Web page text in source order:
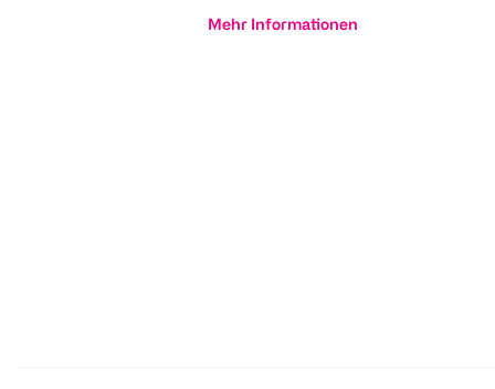
Mehr Informationen